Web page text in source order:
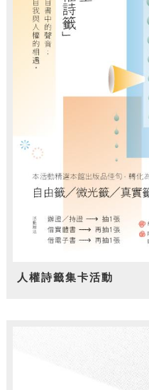
人權詩籤集卡活動